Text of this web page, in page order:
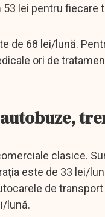
lei pentru fiecare
de 68 lei/lună.
ori de
clasice.
este de 33 lei/
de
lună.